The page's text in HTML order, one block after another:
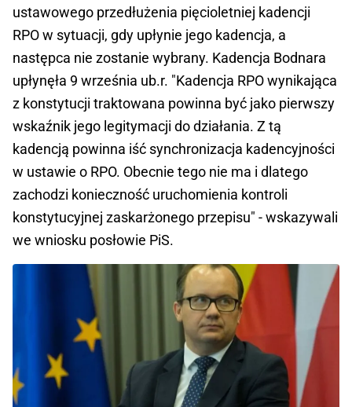
ustawowego przedłużenia pięcioletniej kadencji
RPO w sytuacji, gdy upłynie jego kadencja, a
następca nie zostanie wybrany. Kadencja Bodnara
upłynęła 9 września ub.r. "Kadencja RPO wynikająca
z konstytucji traktowana powinna być jako pierwszy
wskaźnik jego legitymacji do działania. Z tą
kadencją powinna iść synchronizacja kadencyjności
w ustawie o RPO. Obecnie tego nie ma i dlatego
zachodzi konieczność uruchomienia kontroli
konstytucyjnej zaskarżonego przepisu" - wskazywali
we wniosku posłowie PiS.